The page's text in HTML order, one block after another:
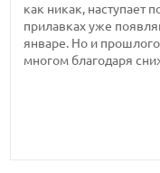
как никак, наступает
прилавках уже
январе. Но и
многом благодаря